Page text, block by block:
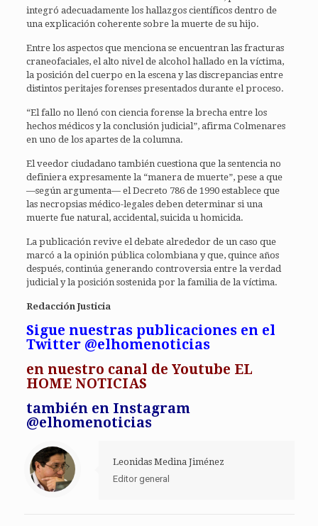
integró adecuadamente los hallazgos científicos dentro de
una explicación coherente sobre la muerte de su hijo.
Entre los aspectos que menciona se encuentran las fracturas
craneofaciales, el alto nivel de alcohol hallado en la víctima,
la posición del cuerpo en la escena y las discrepancias entre
distintos peritajes forenses presentados durante el proceso.
“El fallo no llenó con ciencia forense la brecha entre los
hechos médicos y la conclusión judicial”, afirma Colmenares
en uno de los apartes de la columna.
El veedor ciudadano también cuestiona que la sentencia no
definiera expresamente la “manera de muerte”, pese a que
—según argumenta— el Decreto 786 de 1990 establece que
las necropsias médico-legales deben determinar si una
muerte fue natural, accidental, suicida u homicida.
La publicación revive el debate alrededor de un caso que
marcó a la opinión pública colombiana y que, quince años
después, continúa generando controversia entre la verdad
judicial y la posición sostenida por la familia de la víctima.
Redacción Justicia
Sigue nuestras publicaciones en el
Twitter @elhomenoticias
en nuestro canal de Youtube EL
HOME NOTICIAS
también en Instagram
@elhomenoticias
Leonidas Medina Jiménez
Editor general